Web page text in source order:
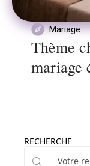
Mariage
Thème
mariage
RECHERCHE